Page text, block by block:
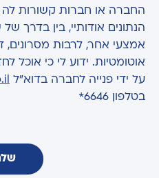
החברה או חברות קשורות
הנתונים אודותיי, בין בדרך של
אמצעי אחר, לרבות מסרונים,
אוטומטיות. ידוע לי כי אוכל
על ידי פנייה לחברה בדוא"ל
בטלפון 6646*